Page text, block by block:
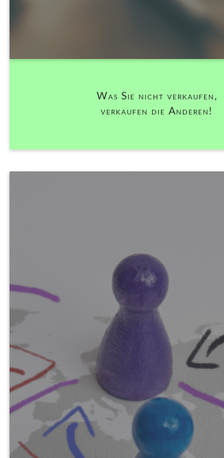
Was Sie nicht verkaufen,
verkaufen die Anderen!